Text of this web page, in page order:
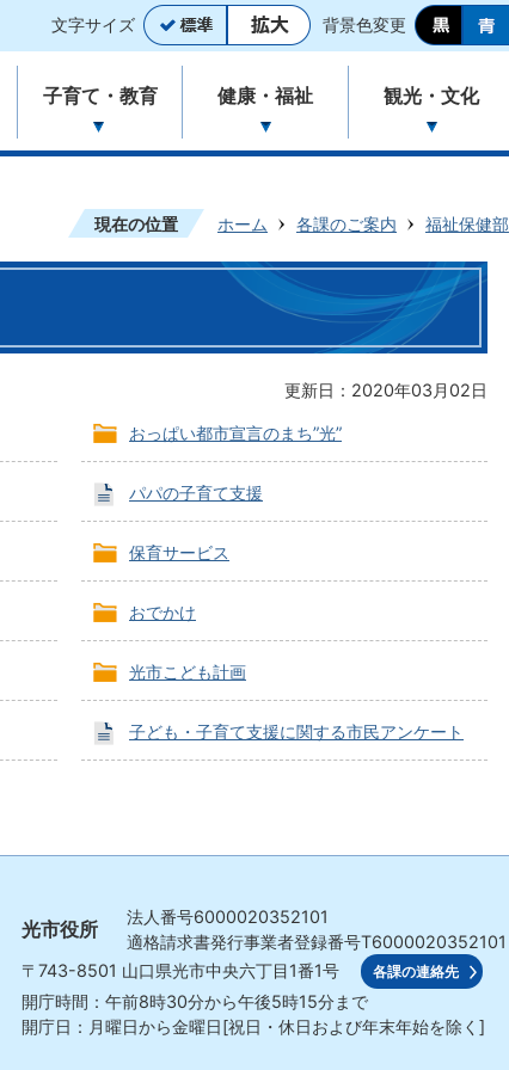
文字サイズ 背景色変更
子育て・教育 健康・福祉 観光・文化
現在の位置 ホーム 各課のご案内 福祉保健部
更新日：2020年03月02日
おっぱい都市宣言のまち”光”
パパの子育て支援
保育サービス
おでかけ
光市こども計画
子ども・子育て支援に関する市民アンケート
光市役所
法人番号6000020352101
適格請求書発行事業者登録番号T6000020352101
〒743-8501 山口県光市中央六丁目1番1号 各課の連絡先
開庁時間：午前8時30分から午後5時15分まで
開庁日：月曜日から金曜日[祝日・休日および年末年始を除く]